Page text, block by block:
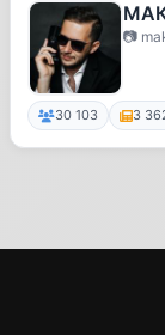
📷
30 103 3